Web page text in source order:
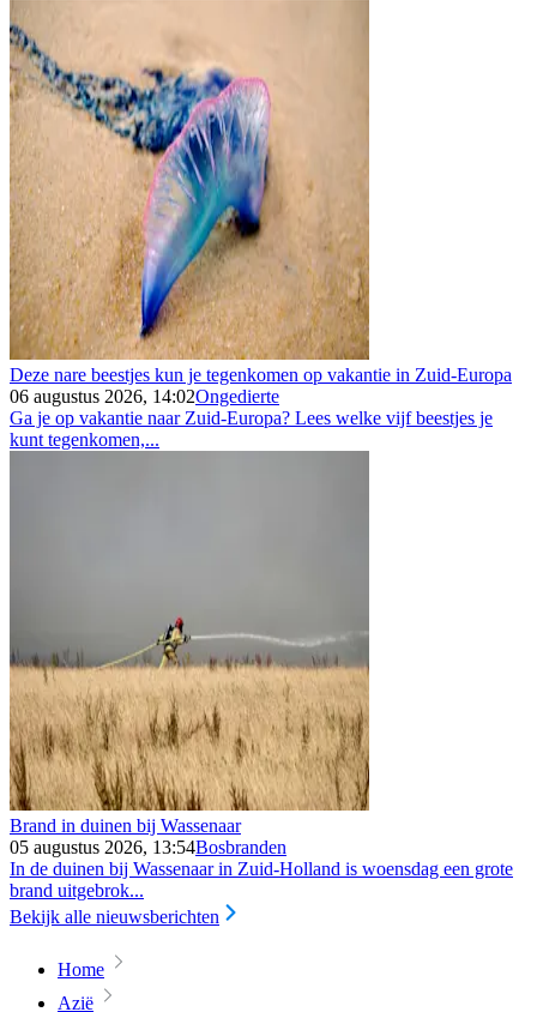
Deze nare beestjes kun je tegenkomen op vakantie in Zuid-Europa
06 augustus 2026, 14:02Ongedierte
Ga je op vakantie naar Zuid-Europa? Lees welke vijf beestjes je
kunt tegenkomen,...
Brand in duinen bij Wassenaar
05 augustus 2026, 13:54Bosbranden
In de duinen bij Wassenaar in Zuid-Holland is woensdag een grote
brand uitgebrok...
Bekijk alle nieuwsberichten
Home
Azië